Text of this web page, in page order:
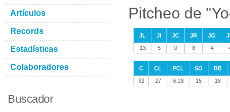
Pitcheo de
JL JI JC JR JG
13
5 0 8 4
C CL PCL SO
BB
32
27 6.28 15 18
Artículos
Records
Estadísticas
Colaboradores
Buscador